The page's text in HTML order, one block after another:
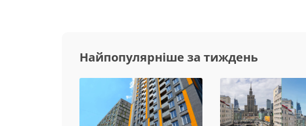
Найпопулярніше за тиждень